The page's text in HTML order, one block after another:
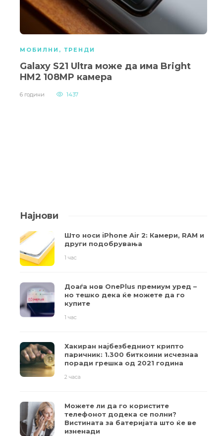
МОБИЛНИ , ТРЕНДИ
Galaxy S21 Ultra може да има Bright
HM2 108MP камера
6 години 1437
Најнови
Што носи iPhone Air 2: Камери, RAM и
други подобрувања
1 час
Доаѓа нов OnePlus премиум уред –
но тешко дека ќе можете да го
купите
1 час
Хакиран најбезбедниот крипто
паричник: 1.300 биткоини исчезнаа
поради грешка од 2021 година
2 часа
Можете ли да го користите
телефонот додека се полни?
Вистината за батеријата што ќе ве
изненади